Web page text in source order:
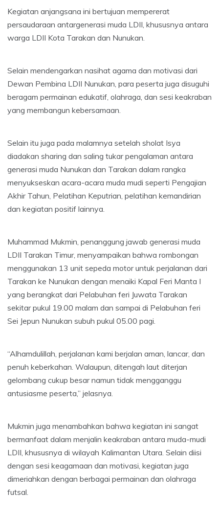
Kegiatan anjangsana ini bertujuan mempererat
persaudaraan antargenerasi muda LDII, khususnya antara
warga LDII Kota Tarakan dan Nunukan.
Selain mendengarkan nasihat agama dan motivasi dari
Dewan Pembina LDII Nunukan, para peserta juga disuguhi
beragam permainan edukatif, olahraga, dan sesi keakraban
yang membangun kebersamaan.
Selain itu juga pada malamnya setelah sholat Isya
diadakan sharing dan saling tukar pengalaman antara
generasi muda Nunukan dan Tarakan dalam rangka
menyukseskan acara-acara muda mudi seperti Pengajian
Akhir Tahun, Pelatihan Keputrian, pelatihan kemandirian
dan kegiatan positif lainnya.
Muhammad Mukmin, penanggung jawab generasi muda
LDII Tarakan Timur, menyampaikan bahwa rombongan
menggunakan 13 unit sepeda motor untuk perjalanan dari
Tarakan ke Nunukan dengan menaiki Kapal Feri Manta I
yang berangkat dari Pelabuhan feri Juwata Tarakan
sekitar pukul 19.00 malam dan sampai di Pelabuhan feri
Sei Jepun Nunukan subuh pukul 05.00 pagi.
“Alhamdulillah, perjalanan kami berjalan aman, lancar, dan
penuh keberkahan. Walaupun, ditengah laut diterjan
gelombang cukup besar namun tidak mengganggu
antusiasme peserta,” jelasnya.
Mukmin juga menambahkan bahwa kegiatan ini sangat
bermanfaat dalam menjalin keakraban antara muda-mudi
LDII, khususnya di wilayah Kalimantan Utara. Selain diisi
dengan sesi keagamaan dan motivasi, kegiatan juga
dimeriahkan dengan berbagai permainan dan olahraga
futsal.